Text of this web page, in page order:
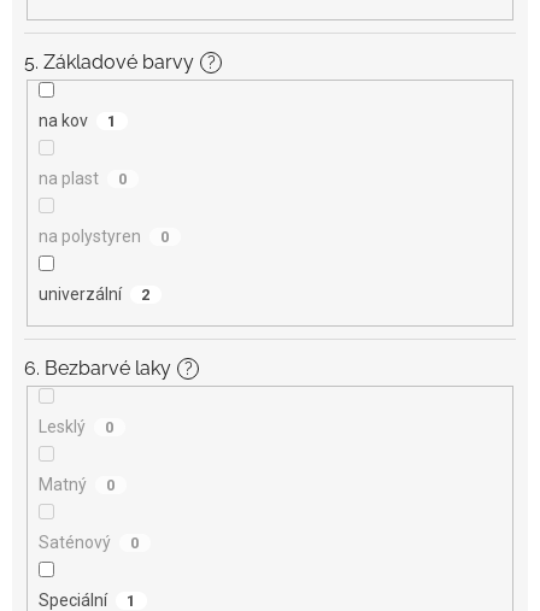
5. Základové barvy ?
na kov 1
na plast 0
na polystyren 0
univerzální 2
6. Bezbarvé laky ?
Lesklý 0
Matný 0
Saténový 0
Speciální 1